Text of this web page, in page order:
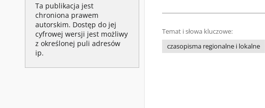
Ta publikacja jest
chroniona prawem
autorskim. Dostęp do jej
cyfrowej wersji jest możliwy
z określonej puli adresów
ip.
Temat i słowa kluczowe:
czasopisma regionalne i lokalne